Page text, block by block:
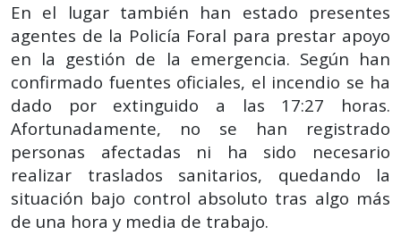
En el lugar también han estado presentes
agentes de la Policía Foral para prestar apoyo
en la gestión de la emergencia. Según han
confirmado fuentes oficiales, el incendio se ha
dado por extinguido a las 17:27 horas.
Afortunadamente, no se han registrado
personas afectadas ni ha sido necesario
realizar traslados sanitarios, quedando la
situación bajo control absoluto tras algo más
de una hora y media de trabajo.